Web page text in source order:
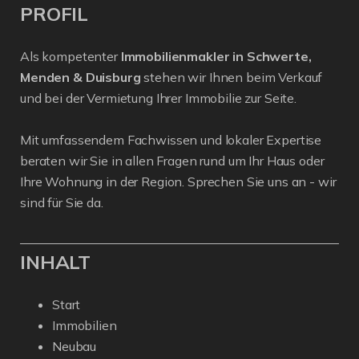
PROFIL
Als kompetenter Immobilienmakler in Schwerte,
Menden & Duisburg stehen wir Ihnen beim Verkauf
und bei der Vermietung Ihrer Immobilie zur Seite.
Mit umfassendem Fachwissen und lokaler Expertise
beraten wir Sie in allen Fragen rund um Ihr Haus oder
Ihre Wohnung in der Region. Sprechen Sie uns an - wir
sind für Sie da.
INHALT
Start
Immobilien
Neubau